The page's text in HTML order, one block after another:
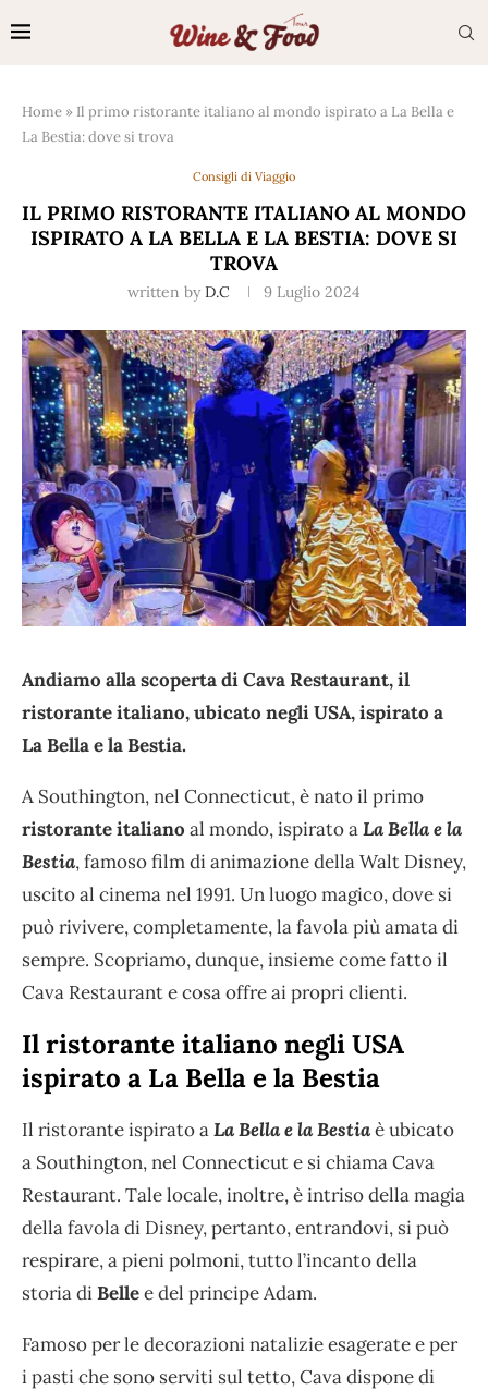
Home » Il primo ristorante italiano al mondo ispirato a La Bella e
La Bestia: dove si trova
Consigli di Viaggio
IL PRIMO RISTORANTE ITALIANO AL MONDO
ISPIRATO A LA BELLA E LA BESTIA: DOVE SI
TROVA
written by D.C 9 Luglio 2024
Andiamo alla scoperta di Cava Restaurant, il
ristorante italiano, ubicato negli USA, ispirato a
La Bella e la Bestia.
A Southington, nel Connecticut, è nato il primo
ristorante italiano al mondo, ispirato aLa Bella e la
Bestia, famoso film di animazione della Walt Disney,
uscito al cinema nel 1991. Un luogo magico, dove si
può rivivere, completamente, la favola più amata di
sempre. Scopriamo, dunque, insieme come fatto il
Cava Restaurant e cosa offre ai propri clienti.
Il ristorante italiano negli USA
ispirato a La Bella e la Bestia
Il ristorante ispirato aLa Bella e la Bestiaè ubicato
a Southington, nel Connecticut e si chiama Cava
Restaurant. Tale locale, inoltre, è intriso della magia
della favola di Disney, pertanto, entrandovi, si può
respirare, a pieni polmoni, tutto l’incanto della
storia diBellee del principe Adam.
Famoso per le decorazioni natalizie esagerate e per
i pasti che sono serviti sul tetto, Cava dispone di